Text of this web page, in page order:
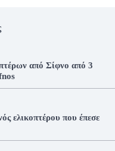
από Σίφνο από 3
ελικοπτέρου που έπεσε